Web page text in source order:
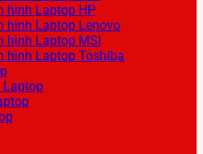
hình Laptop HP
hình Laptop Lenovo
hình Laptop MSI
hình Laptop Toshiba
Laptop